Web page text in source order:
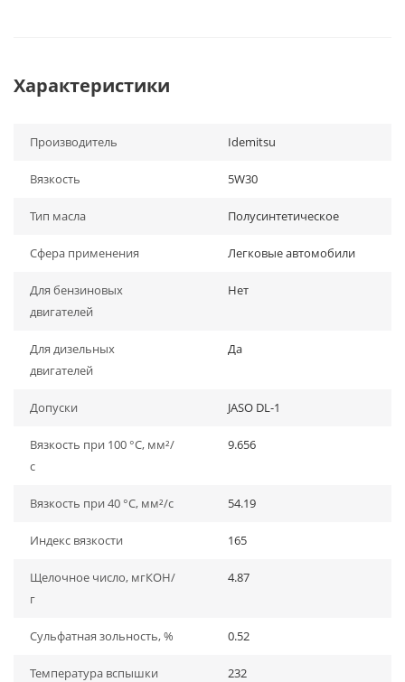
Характеристики
Производитель Idemitsu
Вязкость 5W30
Тип масла Полусинтетическое
Сфера применения Легковые автомобили
Для бензиновых
двигателей
Нет
Для дизельных
двигателей
Да
Допуски JASO DL-1
Вязкость при 100 °C, мм²/
с
9.656
Вязкость при 40 °C, мм²/с 54.19
Индекс вязкости 165
Щелочное число, мгКОН/
г
4.87
Сульфатная зольность, % 0.52
Температура вспышки
232